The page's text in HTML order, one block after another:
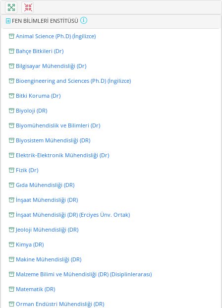
FEN BİLİMLERİ ENSTİTÜSÜ
Animal Science (Ph.D) (İngilizce)
Bahçe Bitkileri (Dr)
Bilgisayar Mühendisliği (Dr)
Bioengineering and Sciences (Ph.D) (İngilizce)
Bitki Koruma (Dr)
Biyoloji (DR)
Biyomühendislik ve Bilimleri (Dr)
Biyosistem Mühendisliği (DR)
Elektrik-Elektronik Mühendisliği (Dr)
Fizik (Dr)
Gıda Mühendisliği (DR)
İnşaat Mühendisliği (DR)
İnşaat Mühendisliği (DR) (Erciyes Ünv. Ortak)
Jeoloji Mühendisliği (DR)
Kimya (DR)
Makine Mühendisliği (DR)
Malzeme Bilimi ve Mühendisliği (DR) (Disiplinlerarası)
Matematik (DR)
Orman Endüstri Mühendisliği (DR)